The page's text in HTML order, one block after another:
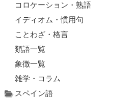
コロケーション・熟語
イディオム・慣用句
ことわざ・格言
類語一覧
象徴一覧
雑学・コラム
スペイン語